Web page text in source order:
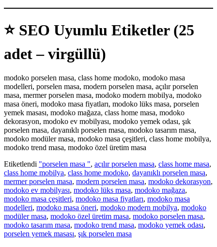
⭐ SEO Uyumlu Etiketler (25
adet – virgüllü)
modoko porselen masa, class home modoko, modoko masa
modelleri, porselen masa, modern porselen masa, açılır porselen
masa, mermer porselen masa, modoko modern mobilya, modoko
masa öneri, modoko masa fiyatları, modoko lüks masa, porselen
yemek masası, modoko mağaza, class home masa, modoko
dekorasyon, modoko ev mobilyası, modoko yemek odası, şık
porselen masa, dayanıklı porselen masa, modoko tasarım masa,
modoko modüler masa, modoko masa çeşitleri, class home mobilya,
modoko trend masa, modoko özel üretim masa
Etiketlendi "porselen masa ", açılır porselen masa, class home masa,
class home mobilya, class home modoko, dayanıklı porselen masa,
mermer porselen masa, modern porselen masa, modoko dekorasyon,
modoko ev mobilyası, modoko lüks masa, modoko mağaza,
modoko masa çeşitleri, modoko masa fiyatları, modoko masa
modelleri, modoko masa öneri, modoko modern mobilya, modoko
modüler masa, modoko özel üretim masa, modoko porselen masa,
modoko tasarım masa, modoko trend masa, modoko yemek odası,
porselen yemek masası, şık porselen masa